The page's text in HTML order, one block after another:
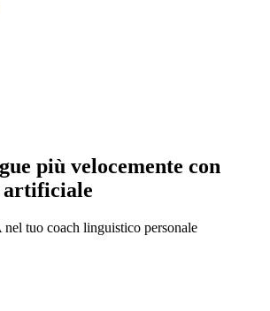
più velocemente con
tuo coach linguistico personale